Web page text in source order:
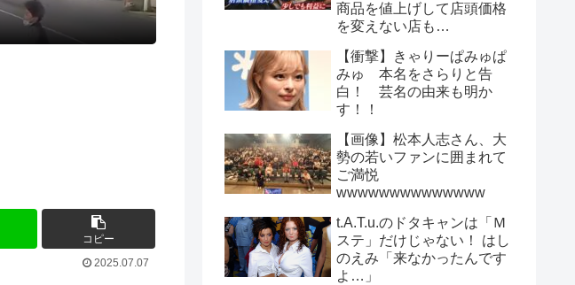
コピー
2025.07.07
商品を値上げして店頭価格
を変えない店も…
【衝撃】きゃりーぱみゅぱ
みゅ 本名をさらりと告
白！ 芸名の由来も明か
す！！
【画像】松本人志さん、大
勢の若いファンに囲まれて
ご満悦
wwwwwwwwwwwwww
t.A.T.u.のドタキャンは「Ｍ
ステ」だけじゃない！ はし
のえみ「来なかったんです
よ…」